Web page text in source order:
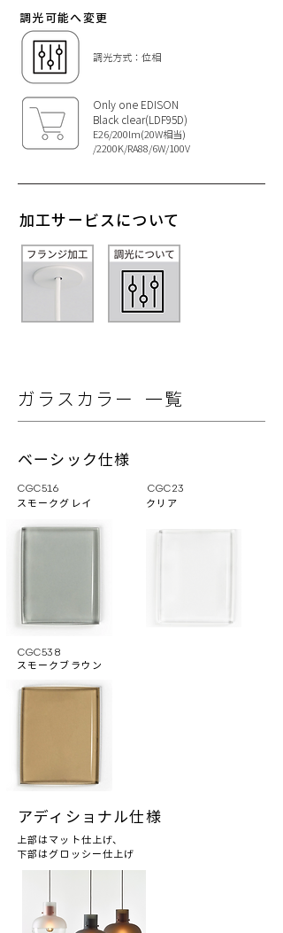
調光可能へ変更
加工サービスについて
調光方式：位相
Only one EDISON
Black clear(LDF95D)
E26/200lm(20W相当)
/2200K/RA88/6W/100V
ガラスカラー 一覧
ベーシック仕様
CGC516
スモークグレイ
CGC23
クリア
CGC538
スモークブラウン
アディショナル仕様
上部はマット仕上げ、
下部はグロッシー仕上げ